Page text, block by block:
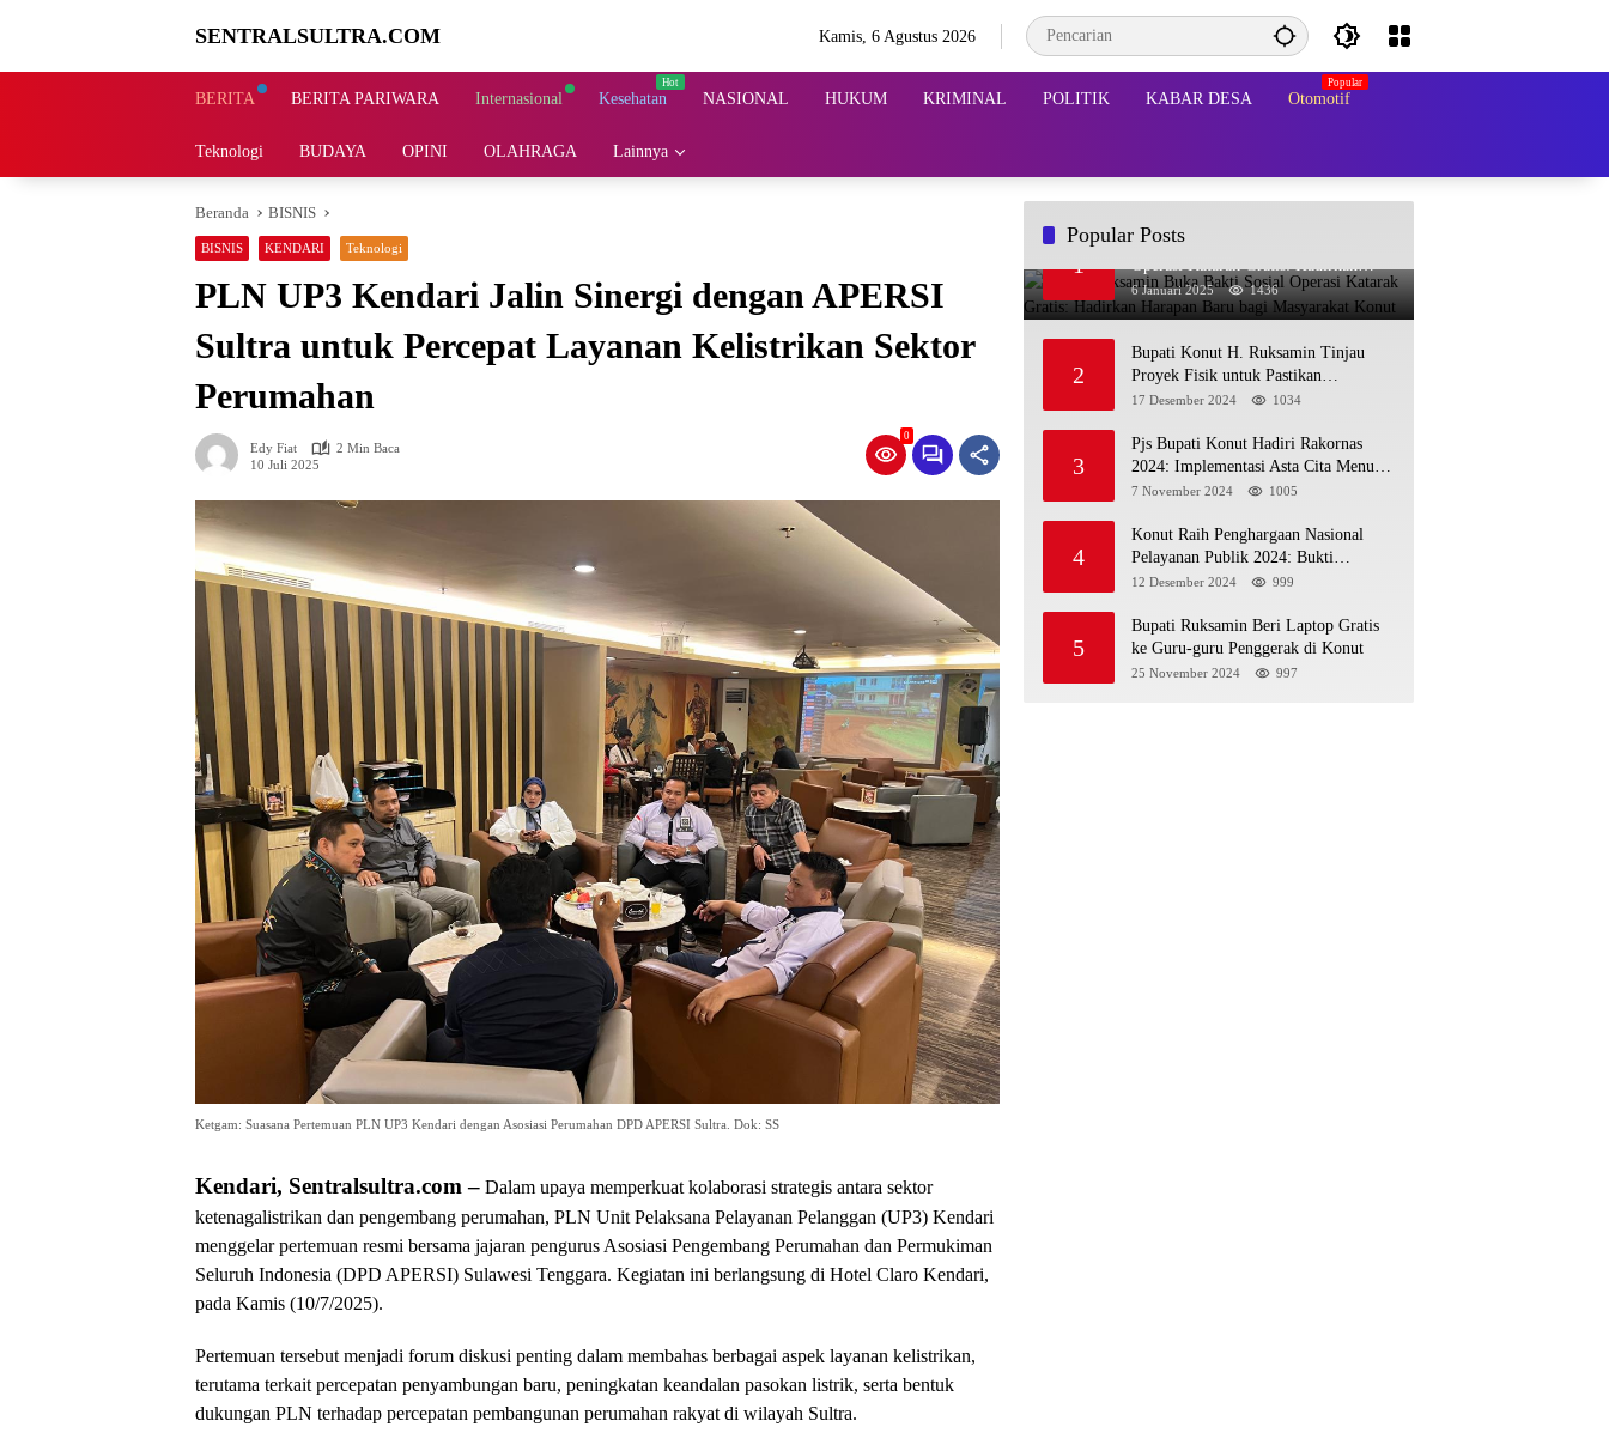
SENTRALSULTRA.COM Kamis, 6 Agustus 2026
BERITA BERITA PARIWARA Internasional Kesehatan NASIONAL HUKUM KRIMINAL POLITIK KABAR DESA Otomotif
Teknologi BUDAYA OPINI OLAHRAGA Lainnya
Beranda BISNIS
BISNIS KENDARI Teknologi
PLN UP3 Kendari Jalin Sinergi dengan APERSI
Sultra untuk Percepat Layanan Kelistrikan Sektor
Perumahan
Edy Fiat
2 Min Baca
10 Juli 2025
0
Ketgam: Suasana Pertemuan PLN UP3 Kendari dengan Asosiasi Perumahan DPD APERSI Sultra. Dok: SS
Kendari, Sentralsultra.com – Dalam upaya memperkuat kolaborasi strategis antara sektor
ketenagalistrikan dan pengembang perumahan, PLN Unit Pelaksana Pelayanan Pelanggan (UP3) Kendari
menggelar pertemuan resmi bersama jajaran pengurus Asosiasi Pengembang Perumahan dan Permukiman
Seluruh Indonesia (DPD APERSI) Sulawesi Tenggara. Kegiatan ini berlangsung di Hotel Claro Kendari,
pada Kamis (10/7/2025).
Pertemuan tersebut menjadi forum diskusi penting dalam membahas berbagai aspek layanan kelistrikan,
terutama terkait percepatan penyambungan baru, peningkatan keandalan pasokan listrik, serta bentuk
dukungan PLN terhadap percepatan pembangunan perumahan rakyat di wilayah Sultra.
Popular Posts
1
Bupati Ruksamin Buka Bakti Sosial
Operasi Katarak Gratis: Hadirkan
Harapan Baru bagi Masyarakat Konut
6 Januari 2025 1436
2
Bupati Konut H. Ruksamin Tinjau
Proyek Fisik untuk Pastikan
Kesesuaian dengan Perencanaan
17 Desember 2024 1034
3
Pjs Bupati Konut Hadiri Rakornas
2024: Implementasi Asta Cita Menuju
Indonesia Emas
7 November 2024 1005
4
Konut Raih Penghargaan Nasional
Pelayanan Publik 2024: Bukti
Komitmen Menuju Pelayanan Prima
12 Desember 2024 999
5
Bupati Ruksamin Beri Laptop Gratis
ke Guru-guru Penggerak di Konut
25 November 2024 997